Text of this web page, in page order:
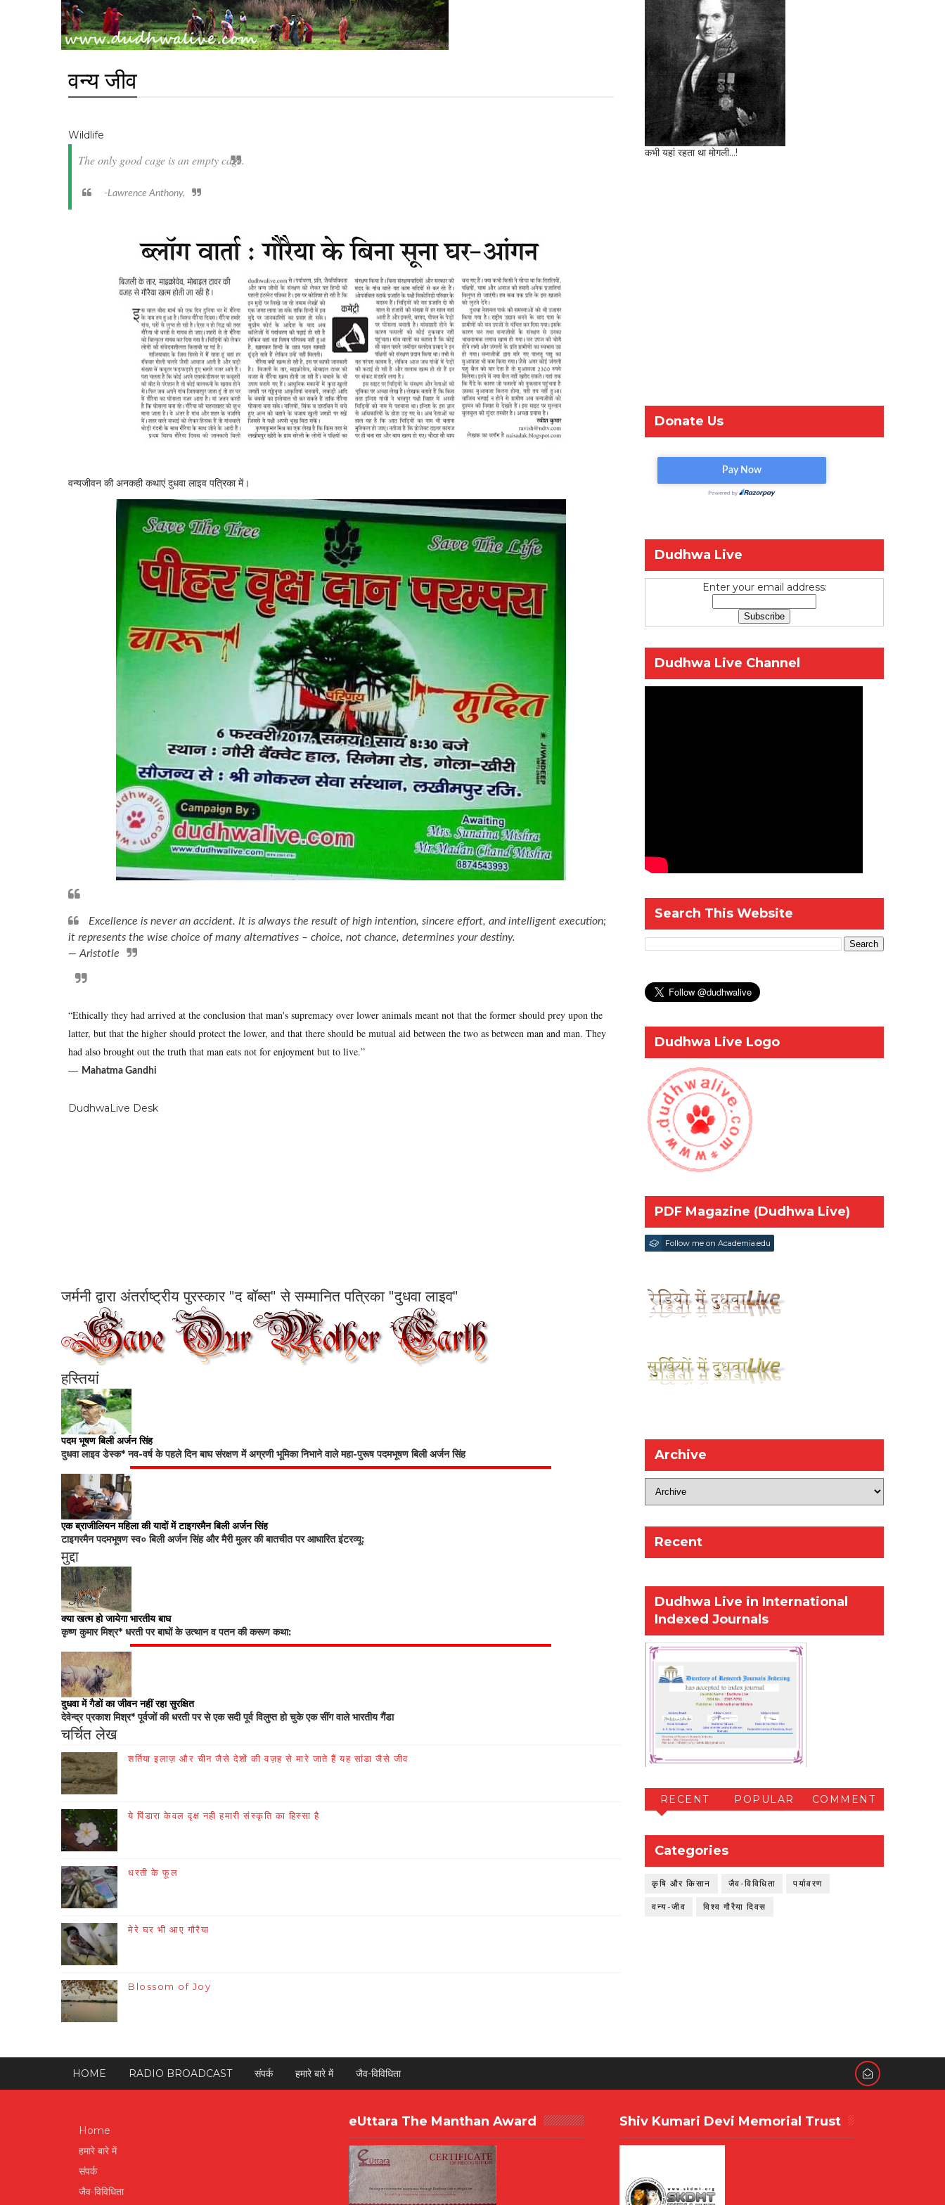
वन्य जीव
Wildlife
The only good cage is an empty cage.
-Lawrence Anthony,
वन्यजीवन की अनकही कथाएं दुधवा लाइव पत्रिका में।
Excellence is never an accident. It is always the result of high intention, sincere effort, and intelligent execution;
it represents the wise choice of many alternatives – choice, not chance, determines your destiny.
— Aristotle
“Ethically they had arrived at the conclusion that man's supremacy over lower animals meant not that the former should prey upon the
latter, but that the higher should protect the lower, and that there should be mutual aid between the two as between man and man. They
had also brought out the truth that man eats not for enjoyment but to live.”
― Mahatma Gandhi
DudhwaLive Desk
जर्मनी द्वारा अंतर्राष्ट्रीय पुरस्कार "द बॉब्स" से सम्मानित पत्रिका "दुधवा लाइव"
हस्तियां
पदम भूषण बिली अर्जन सिंह
दुधवा लाइव डेस्क* नव-वर्ष के पहले दिन बाघ संरक्षण में अग्रणी भूमिका निभाने वाले महा-पुरूष पदमभूषण बिली अर्जन सिंह
एक ब्राजीलियन महिला की यादों में टाइगरमैन बिली अर्जन सिंह
टाइगरमैन पदमभूषण स्व० बिली अर्जन सिंह और मैरी मुलर की बातचीत पर आधारित इंटरव्यू:
मुद्दा
क्या खत्म हो जायेगा भारतीय बाघ
कृष्ण कुमार मिश्र* धरती पर बाघों के उत्थान व पतन की करूण कथा:
दुधवा में गैडों का जीवन नहीं रहा सुरक्षित
देवेन्द्र प्रकाश मिश्र* पूर्वजों की धरती पर से एक सदी पूर्व विलुप्त हो चुके एक सींग वाले भारतीय गैंडा
चर्चित लेख
शर्तिया इलाज़ और चीन जैसे देशों की वज़ह से मारे जाते हैं यह सांडा जैसे जीव
ये पिंडारा केवल वृक्ष नही हमारी संस्कृति का हिस्सा है
धरती के फूल
मेरे घर भी आए गौरैया
Blossom of Joy
कभी यहां रहता था मोगली...!
Donate Us
Dudhwa Live
Enter your email address:
Dudhwa Live Channel
Search This Website
Dudhwa Live Logo
PDF Magazine (Dudhwa Live)
Follow me on Academia.edu
Archive
Recent
Dudhwa Live in International
Indexed Journals
RECENT POPULAR COMMENT
Categories
कृषि और किसान जैव-विविधिता पर्यावरण
वन्य-जीव विश्व गौरैया दिवस
HOME RADIO BROADCAST संपर्क हमारे बारे में जैव-विविधिता
Home
हमारे बारे में
संपर्क
जैव-विविधिता
eUttara The Manthan Award Shiv Kumari Devi Memorial Trust